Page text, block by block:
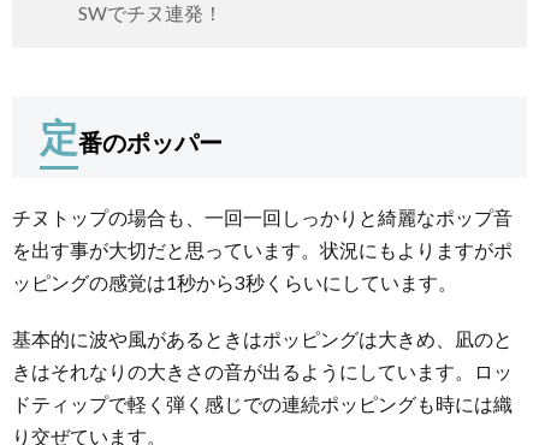
SWでチヌ連発！
定番のポッパー
チヌトップの場合も、一回一回しっかりと綺麗なポップ音
を出す事が大切だと思っています。状況にもよりますがポ
ッピングの感覚は1秒から3秒くらいにしています。
基本的に波や風があるときはポッピングは大きめ、凪のと
きはそれなりの大きさの音が出るようにしています。ロッ
ドティップで軽く弾く感じでの連続ポッピングも時には織
り交ぜています。